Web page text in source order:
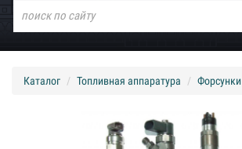
Каталог Топливная аппаратура Форсунки